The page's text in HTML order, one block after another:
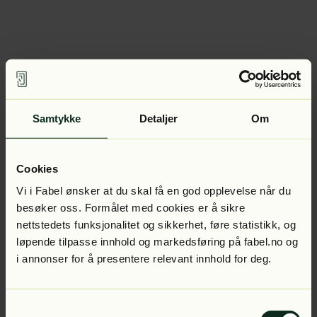
Samtykke Detaljer Om
Cookies
Vi i Fabel ønsker at du skal få en god opplevelse når du
besøker oss. Formålet med cookies er å sikre
nettstedets funksjonalitet og sikkerhet, føre statistikk, og
løpende tilpasse innhold og markedsføring på fabel.no og
i annonser for å presentere relevant innhold for deg.